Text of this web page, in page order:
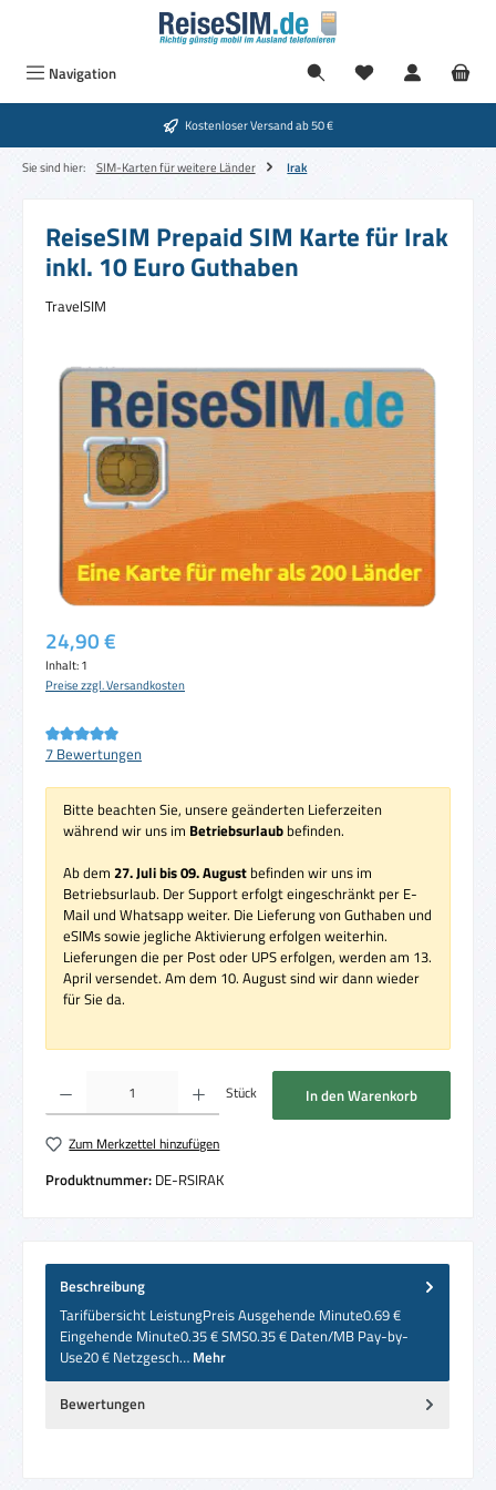
Zum Hauptinhalt springen
Navigation
Kostenloser Versand ab 50 €
Sie sind hier: SIM-Karten für weitere Länder Irak
ReiseSIM Prepaid SIM Karte für Irak
inkl. 10 Euro Guthaben
TravelSIM
Bildergalerie überspringen
Regulärer Preis:
24,90 €
Inhalt:1
Preise zzgl. Versandkosten
Durchschnittliche Bewertung von 5 von 5 Sternen
7 Bewertungen
Bitte beachten Sie, unsere geänderten Lieferzeiten
während wir uns im Betriebsurlaub befinden.
Ab dem 27. Juli bis 09. August befinden wir uns im
Betriebsurlaub. Der Support erfolgt eingeschränkt per E-
Mail und Whatsapp weiter. Die Lieferung von Guthaben und
eSIMs sowie jegliche Aktivierung erfolgen weiterhin.
Lieferungen die per Post oder UPS erfolgen, werden am 13.
April versendet. Am dem 10. August sind wir dann wieder
für Sie da.
Produkt Anzahl: Gib den gewünschten Wert ein oder benutze die Schaltflächen um
Stück In den Warenkorb
Zum Merkzettel hinzufügen
Produktnummer: DE-RSIRAK
Beschreibung
Tarifübersicht LeistungPreis Ausgehende Minute0.69 €
Eingehende Minute0.35 € SMS0.35 € Daten/MB Pay-by-
Use20 € Netzgesch… Mehr
Bewertungen